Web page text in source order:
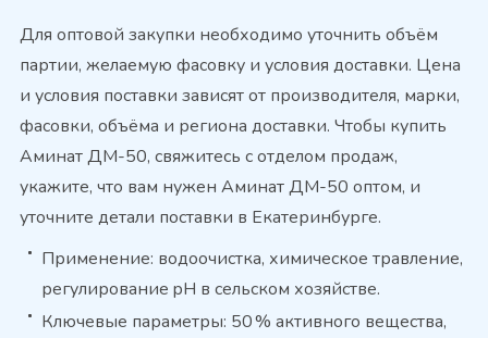
Для оптовой закупки необходимо уточнить объём
партии, желаемую фасовку и условия доставки. Цена
и условия поставки зависят от производителя, марки,
фасовки, объёма и региона доставки. Чтобы купить
Аминат ДМ-50, свяжитесь с отделом продаж,
укажите, что вам нужен Аминат ДМ-50 оптом, и
уточните детали поставки в Екатеринбурге.
Применение: водоочистка, химическое травление,
регулирование pH в сельском хозяйстве.
Ключевые параметры: 50 % активного вещества,